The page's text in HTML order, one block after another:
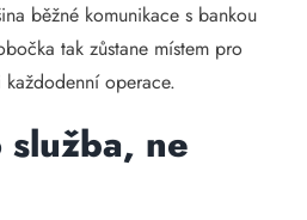
běžné komunikace s bankou
tak zůstane místem pro
operace.
ne